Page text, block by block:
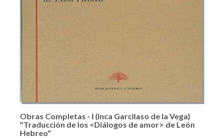
Obras Completas - I (Inca Garcilaso de la Vega)
"Traducción de los <Diálogos de amor> de León
Hebreo"